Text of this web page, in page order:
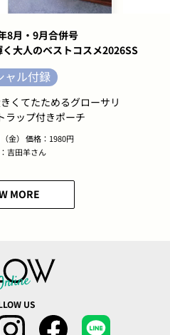
8月・9月合併号
大人のベストコスメ2026SS
ャル付録
くてたためるグローサリ
ラップ付きポーチ
金） 価格：1980円
吉田羊さん
MORE
US